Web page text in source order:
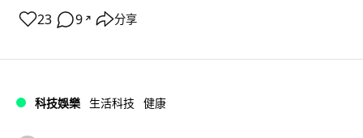
23 9 ↗ 分享
科技娛樂 生活科技 健康